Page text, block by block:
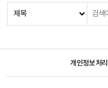
개인정보처